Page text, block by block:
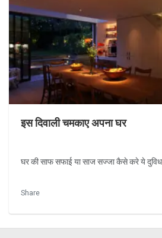
इस दिवाली चमकाए अपना घर
घर की साफ सफाई या साज सज्जा कैसे करे ये दुविधा
Share